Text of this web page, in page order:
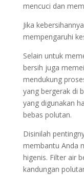
mencuci dan
Jika
mempengaruhi
Selain untuk
bersih juga
mendukung
yang bergerak di
yang digunakan
bebas polutan.
Disinilah
membantu Anda
higenis. Filter air
kandungan